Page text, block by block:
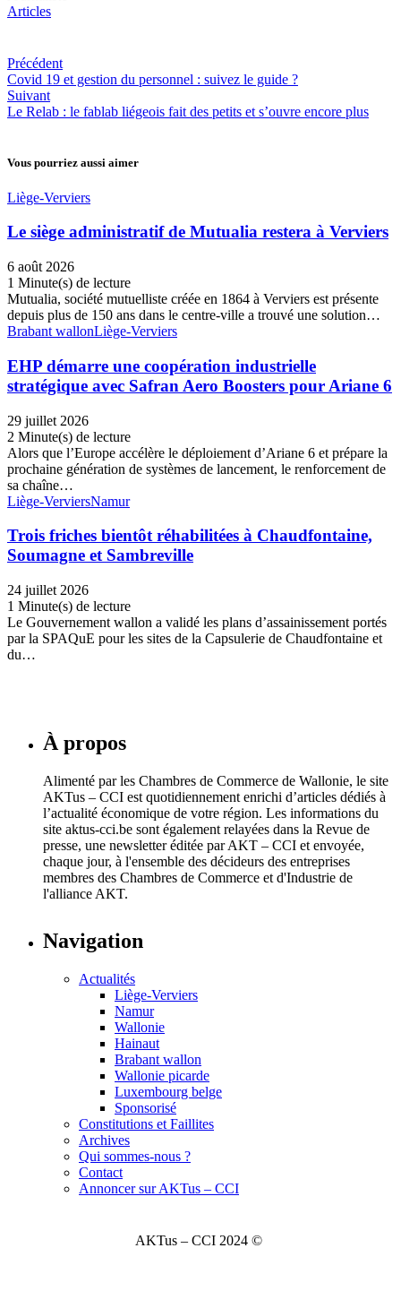
Articles
Précédent
Covid 19 et gestion du personnel : suivez le guide ?
Suivant
Le Relab : le fablab liégeois fait des petits et s’ouvre encore plus
Vous pourriez aussi aimer
Liège-Verviers
Le siège administratif de Mutualia restera à Verviers
6 août 2026
1 Minute(s) de lecture
Mutualia, société mutuelliste créée en 1864 à Verviers est présente
depuis plus de 150 ans dans le centre-ville a trouvé une solution…
Brabant wallonLiège-Verviers
EHP démarre une coopération industrielle
stratégique avec Safran Aero Boosters pour Ariane 6
29 juillet 2026
2 Minute(s) de lecture
Alors que l’Europe accélère le déploiement d’Ariane 6 et prépare la
prochaine génération de systèmes de lancement, le renforcement de
sa chaîne…
Liège-VerviersNamur
Trois friches bientôt réhabilitées à Chaudfontaine,
Soumagne et Sambreville
24 juillet 2026
1 Minute(s) de lecture
Le Gouvernement wallon a validé les plans d’assainissement portés
par la SPAQuE pour les sites de la Capsulerie de Chaudfontaine et
du…
À propos
Alimenté par les Chambres de Commerce de Wallonie, le site
AKTus – CCI est quotidiennement enrichi d’articles dédiés à
l’actualité économique de votre région. Les informations du
site aktus-cci.be sont également relayées dans la Revue de
presse, une newsletter éditée par AKT – CCI et envoyée,
chaque jour, à l'ensemble des décideurs des entreprises
membres des Chambres de Commerce et d'Industrie de
l'alliance AKT.
Navigation
Actualités
Liège-Verviers
Namur
Wallonie
Hainaut
Brabant wallon
Wallonie picarde
Luxembourg belge
Sponsorisé
Constitutions et Faillites
Archives
Qui sommes-nous ?
Contact
Annoncer sur AKTus – CCI
AKTus – CCI 2024 ©